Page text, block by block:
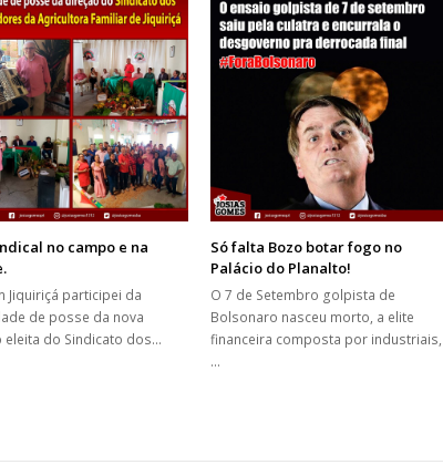
no campo e na
Jiquiriçá participei da
de posse da nova
eleita do Sindicato dos…
Só falta Bozo botar fogo no
Palácio do Planalto!
O 7 de Setembro golpista de
Bolsonaro nasceu morto, a elite
financeira composta por industriais,
…